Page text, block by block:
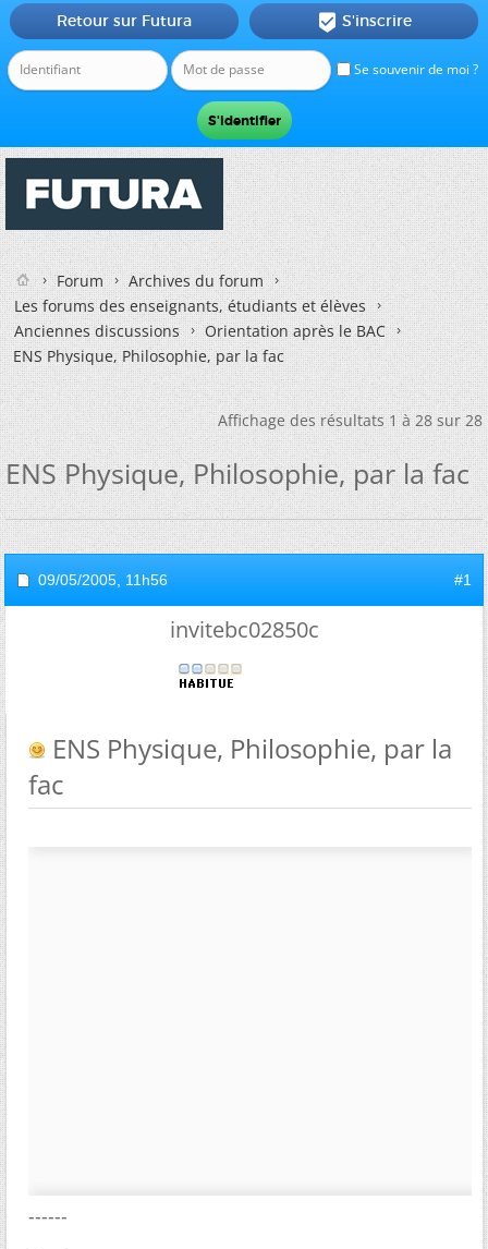
Se souvenir de moi ?
Retour sur Futura  S'inscrire
Forum
Archives du forum
Les forums des enseignants, étudiants et élèves
Anciennes discussions
Orientation après le BAC
ENS Physique, Philosophie, par la fac
Affichage des résultats 1 à 28 sur 28
ENS Physique, Philosophie, par la fac
09/05/2005, 11h56 #1
invitebc02850c
ENS Physique, Philosophie, par la
fac
------